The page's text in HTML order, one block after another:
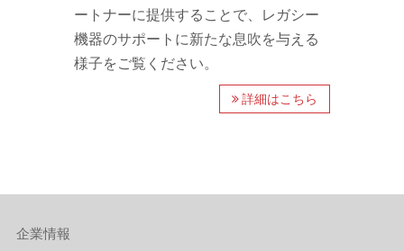
ートナーに提供することで、レガシー
機器のサポートに新たな息吹を与える
様子をご覧ください。
詳細はこちら
企業情報